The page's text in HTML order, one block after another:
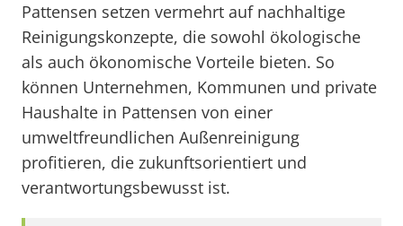
Pattensen setzen vermehrt auf nachhaltige
Reinigungskonzepte, die sowohl ökologische
als auch ökonomische Vorteile bieten. So
können Unternehmen, Kommunen und private
Haushalte in Pattensen von einer
umweltfreundlichen Außenreinigung
profitieren, die zukunftsorientiert und
verantwortungsbewusst ist.